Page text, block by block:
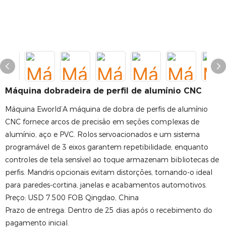
Máquina dobradeira de perfil de alumínio CNC
Máquina Eworld’A máquina de dobra de perfis de alumínio
CNC fornece arcos de precisão em seções complexas de
alumínio, aço e PVC. Rolos servoacionados e um sistema
programável de 3 eixos garantem repetibilidade, enquanto
controles de tela sensível ao toque armazenam bibliotecas de
perfis. Mandris opcionais evitam distorções, tornando-o ideal
para paredes-cortina, janelas e acabamentos automotivos.
Preço: USD 7.500 FOB Qingdao, China
Prazo de entrega: Dentro de 25 dias após o recebimento do
pagamento inicial.